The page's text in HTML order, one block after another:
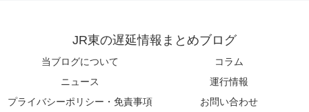
JR東の遅延情報まとめブログ
当ブログについて
コラム
ニュース
運行情報
プライバシーポリシー・免責事項
お問い合わせ